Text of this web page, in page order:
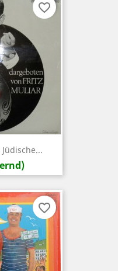
favorite_border
favorite_border